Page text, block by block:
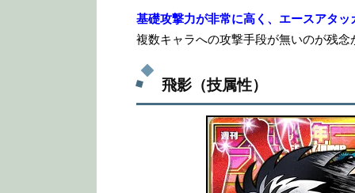
基礎攻撃力が非常に高く、エースアタ
複数キャラへの攻撃手段が無いのが残念
飛影（技属性）